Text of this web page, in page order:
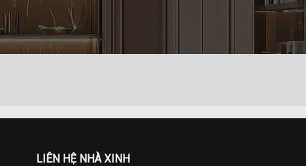
LIÊN HỆ NHÀ XINH